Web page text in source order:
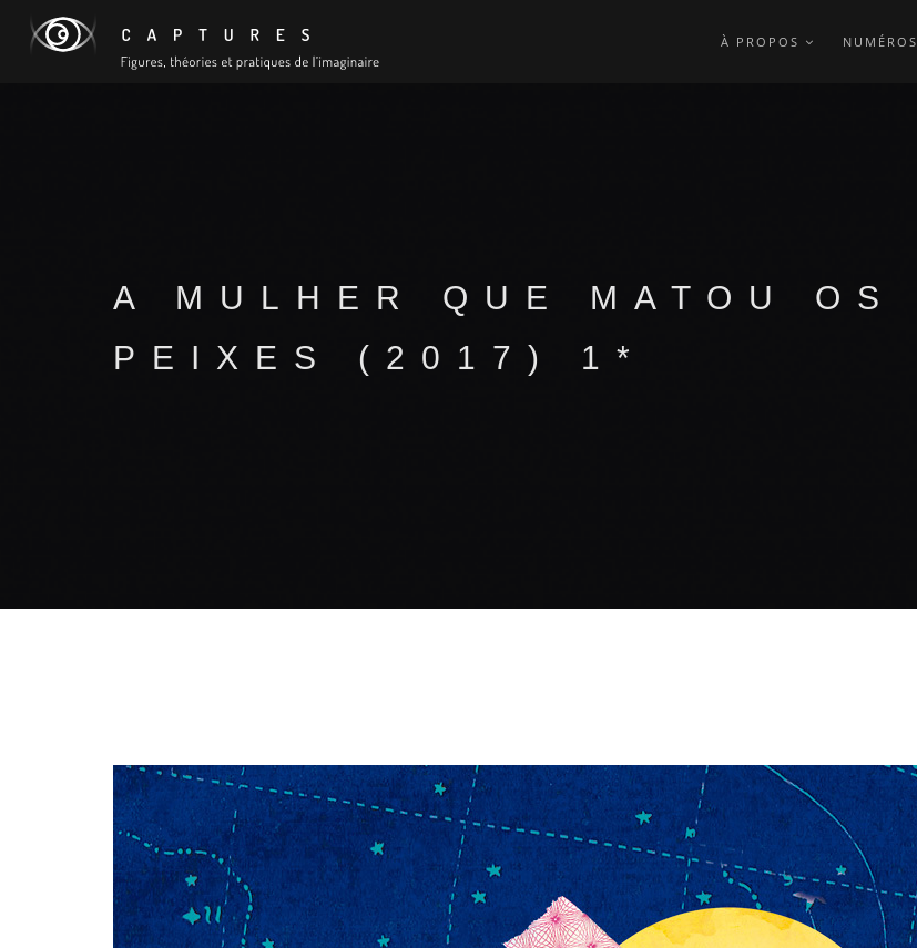
À PROPOS NUMÉROS
A MULHER QUE MATOU OS
PEIXES (2017) 1*